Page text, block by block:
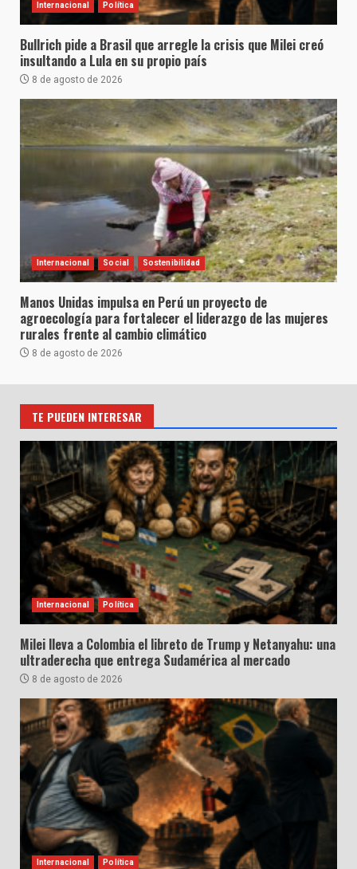
Internacional Política
Bullrich pide a Brasil que arregle la crisis que Milei creó
insultando a Lula en su propio país
8 de agosto de 2026
Internacional Social Sostenibilidad
Manos Unidas impulsa en Perú un proyecto de
agroecología para fortalecer el liderazgo de las mujeres
rurales frente al cambio climático
8 de agosto de 2026
TE PUEDEN INTERESAR
Internacional Política
Milei lleva a Colombia el libreto de Trump y Netanyahu: una
ultraderecha que entrega Sudamérica al mercado
8 de agosto de 2026
Internacional Política